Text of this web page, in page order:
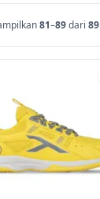
81–89dari89